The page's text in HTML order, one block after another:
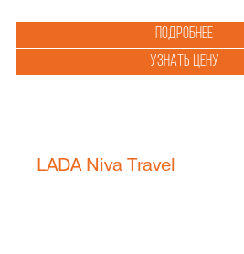
Подробнее
Узнать цену
LADA Niva Travel